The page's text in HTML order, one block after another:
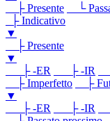
├ Presente
└
├ Indicativo
▼
├ Presente
▼
├ -ER
├ -IR
├ Imperfetto
├
▼
├ -ER
├ -IR